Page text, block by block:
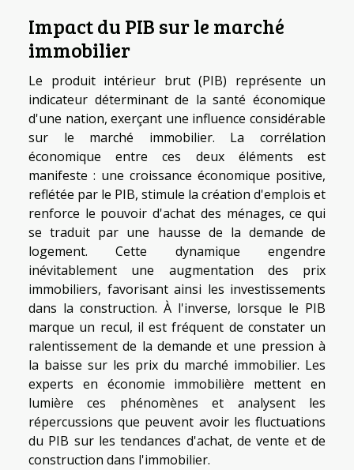
Impact du PIB sur le marché
immobilier
Le produit intérieur brut (PIB) représente un
indicateur déterminant de la santé économique
d'une nation, exerçant une influence considérable
sur le marché immobilier. La corrélation
économique entre ces deux éléments est
manifeste : une croissance économique positive,
reflétée par le PIB, stimule la création d'emplois et
renforce le pouvoir d'achat des ménages, ce qui
se traduit par une hausse de la demande de
logement. Cette dynamique engendre
inévitablement une augmentation des prix
immobiliers, favorisant ainsi les investissements
dans la construction. À l'inverse, lorsque le PIB
marque un recul, il est fréquent de constater un
ralentissement de la demande et une pression à
la baisse sur les prix du marché immobilier. Les
experts en économie immobilière mettent en
lumière ces phénomènes et analysent les
répercussions que peuvent avoir les fluctuations
du PIB sur les tendances d'achat, de vente et de
construction dans l'immobilier.